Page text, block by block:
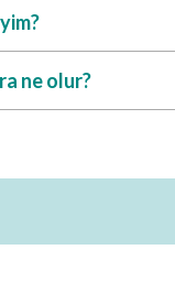
ne olur?